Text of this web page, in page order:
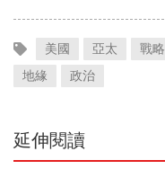
美國 亞太 戰略
地緣
政治
延伸閱讀